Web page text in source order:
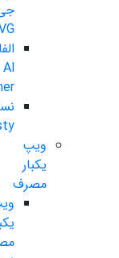
Al
ویپ
یکبار
مصرف